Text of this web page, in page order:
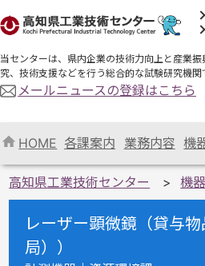
当センターは、県内企業の技術力向上と産業
究、技術支援などを行う総合的な試験研究機関
メールニュースの登録はこちら
HOME 各課案内 業務内容 機
高知県工業技術センター 機
レーザー顕微鏡（貸与
局））